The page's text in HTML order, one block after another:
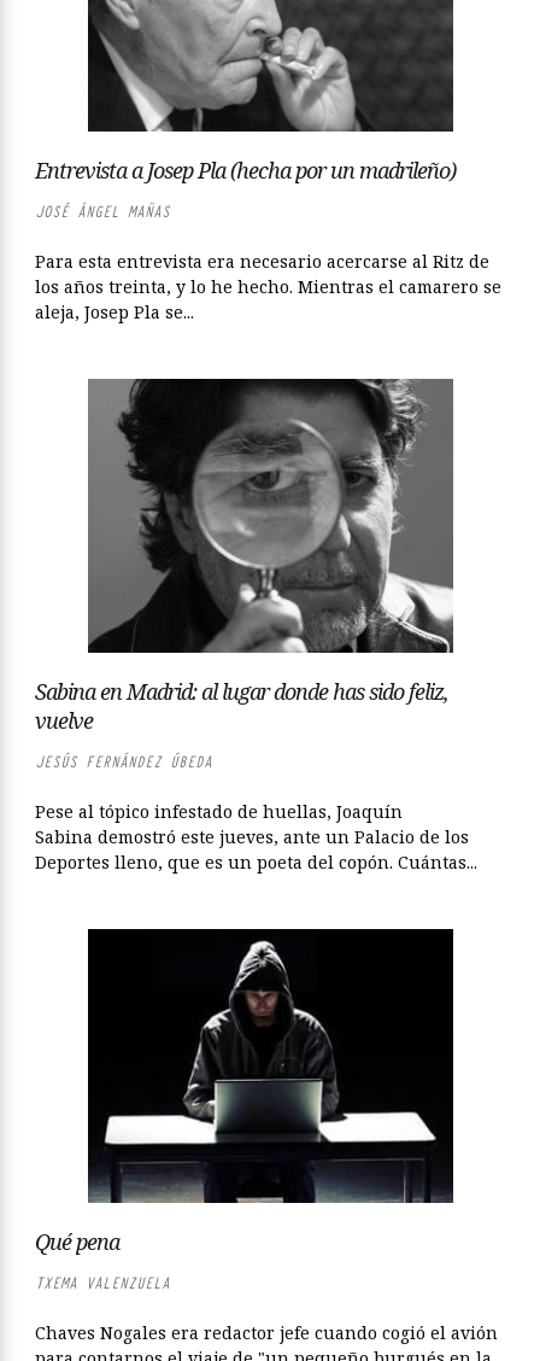
Entrevista a Josep Pla (hecha por un madrileño)
JOSÉ ÁNGEL MAÑAS
Para esta entrevista era necesario acercarse al Ritz de
los años treinta, y lo he hecho. Mientras el camarero se
aleja, Josep Pla se...
Sabina en Madrid: al lugar donde has sido feliz,
vuelve
JESÚS FERNÁNDEZ ÚBEDA
Pese al tópico infestado de huellas, Joaquín
Sabina demostró este jueves, ante un Palacio de los
Deportes lleno, que es un poeta del copón. Cuántas...
Qué pena
TXEMA VALENZUELA
Chaves Nogales era redactor jefe cuando cogió el avión